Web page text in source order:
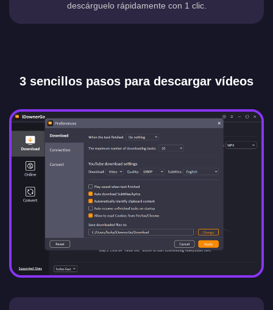
descárguelo rápidamente con 1 clic.
3 sencillos pasos para descargar vídeos